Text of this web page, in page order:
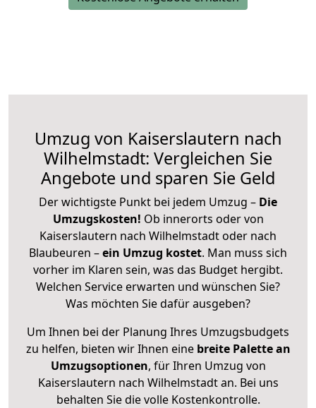
Umzug von Kaiserslautern nach
Wilhelmstadt: Vergleichen Sie
Angebote und sparen Sie Geld
Der wichtigste Punkt bei jedem Umzug – Die
Umzugskosten! Ob innerorts oder von
Kaiserslautern nach Wilhelmstadt oder nach
Blaubeuren –ein Umzug kostet. Man muss sich
vorher im Klaren sein, was das Budget hergibt.
Welchen Service erwarten und wünschen Sie?
Was möchten Sie dafür ausgeben?
Um Ihnen bei der Planung Ihres Umzugsbudgets
zu helfen, bieten wir Ihnen eine breite Palette an
Umzugsoptionen, für Ihren Umzug von
Kaiserslautern nach Wilhelmstadt an. Bei uns
behalten Sie die volle Kostenkontrolle.